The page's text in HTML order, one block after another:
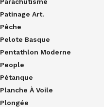
Patinage Art.
Pêche
Pelote Basque
Pentathlon Moderne
People
Pétanque
Planche À Voile
Plongée